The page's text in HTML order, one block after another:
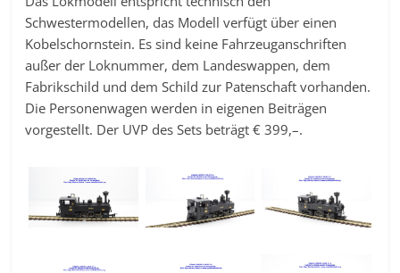
Schwestermodellen, das Modell verfügt über einen
Kobelschornstein. Es sind keine Fahrzeuganschriften
außer der Loknummer, dem Landeswappen, dem
Fabrikschild und dem Schild zur Patenschaft vorhanden.
Die Personenwagen werden in eigenen Beiträgen
vorgestellt. Der UVP des Sets beträgt € 399,–.